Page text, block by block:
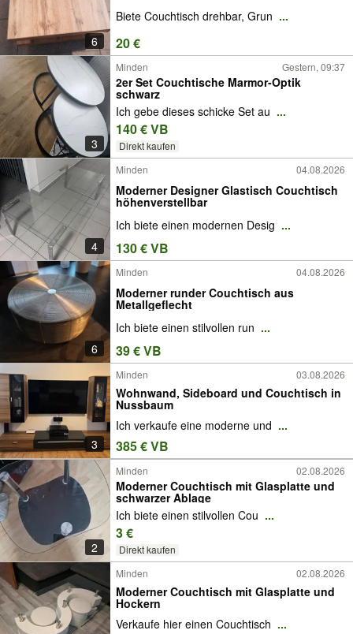
6
Biete Couchtisch drehbar, Grun ...
20 €
3
Minden Gestern, 09:37
2er Set Couchtische Marmor-Optik
schwarz
Ich gebe dieses schicke Set au ...
140 € VB
Direkt kaufen
4
Minden 04.08.2026
Moderner Designer Glastisch Couchtisch
höhenverstellbar
Ich biete einen modernen Desig ...
130 € VB
6
Minden 04.08.2026
Moderner runder Couchtisch aus
Metallgeflecht
Ich biete einen stilvollen run ...
39 € VB
3
Minden 03.08.2026
Wohnwand, Sideboard und Couchtisch in
Nussbaum
Ich verkaufe eine moderne und ...
385 € VB
2
Minden 02.08.2026
Moderner Couchtisch mit Glasplatte und
schwarzer Ablage
Ich biete einen stilvollen Cou ...
3 €
Direkt kaufen
Minden 02.08.2026
Moderner Couchtisch mit Glasplatte und
Hockern
Verkaufe hier einen Couchtisch ...